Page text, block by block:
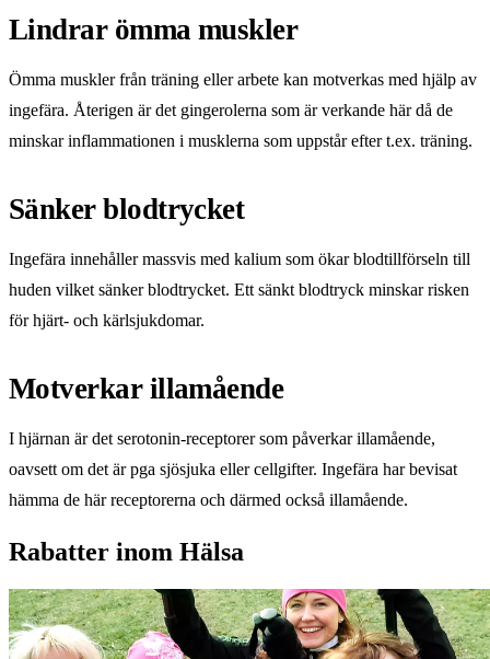
Lindrar ömma muskler
Ömma muskler från träning eller arbete kan motverkas med hjälp av
ingefära. Återigen är det gingerolerna som är verkande här då de
minskar inflammationen i musklerna som uppstår efter t.ex. träning.
Sänker blodtrycket
Ingefära innehåller massvis med kalium som ökar blodtillförseln till
huden vilket sänker blodtrycket. Ett sänkt blodtryck minskar risken
för hjärt- och kärlsjukdomar.
Motverkar illamående
I hjärnan är det serotonin-receptorer som påverkar illamående,
oavsett om det är pga sjösjuka eller cellgifter. Ingefära har bevisat
hämma de här receptorerna och därmed också illamående.
Rabatter inom Hälsa